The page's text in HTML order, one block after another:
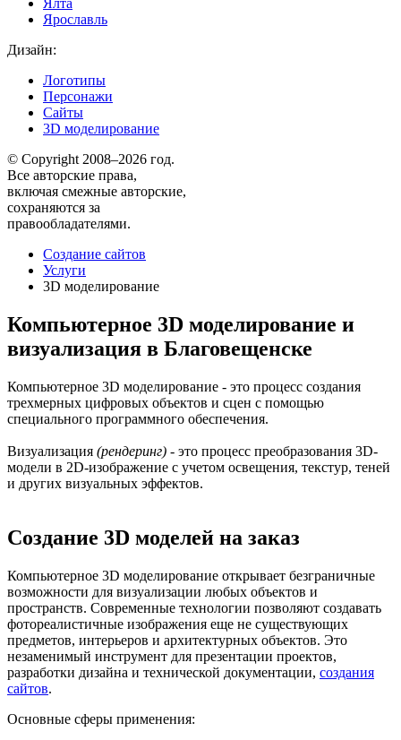
Ялта
Ярославль
Дизайн:
Логотипы
Персонажи
Сайты
3D моделирование
© Copyright 2008–2026 год.
Все авторские права,
включая смежные авторские,
сохраняются за
правообладателями.
Создание сайтов
Услуги
3D моделирование
Компьютерное 3D моделирование и
визуализация в Благовещенске
Компьютерное 3D моделирование - это процесс создания
трехмерных цифровых объектов и сцен с помощью
специального программного обеспечения.
Визуализация (рендеринг) - это процесс преобразования 3D-
модели в 2D-изображение с учетом освещения, текстур, теней
и других визуальных эффектов.
Создание 3D моделей на заказ
Компьютерное 3D моделирование открывает безграничные
возможности для визуализации любых объектов и
пространств. Современные технологии позволяют создавать
фотореалистичные изображения еще не существующих
предметов, интерьеров и архитектурных объектов. Это
незаменимый инструмент для презентации проектов,
разработки дизайна и технической документации, создания
сайтов.
Основные сферы применения: